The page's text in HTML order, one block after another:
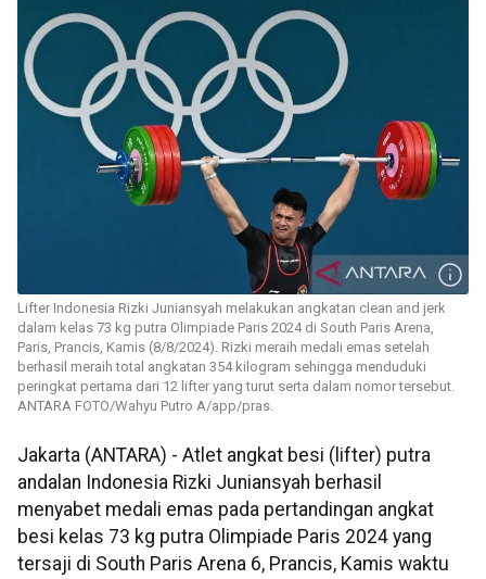
Lifter Indonesia Rizki Juniansyah melakukan angkatan clean and jerk
dalam kelas 73 kg putra Olimpiade Paris 2024 di South Paris Arena,
Paris, Prancis, Kamis (8/8/2024). Rizki meraih medali emas setelah
berhasil meraih total angkatan 354 kilogram sehingga menduduki
peringkat pertama dari 12 lifter yang turut serta dalam nomor tersebut.
ANTARA FOTO/Wahyu Putro A/app/pras.
Jakarta (ANTARA) - Atlet angkat besi (lifter) putra
andalan Indonesia Rizki Juniansyah berhasil
menyabet medali emas pada pertandingan angkat
besi kelas 73 kg putra Olimpiade Paris 2024 yang
tersaji di South Paris Arena 6, Prancis, Kamis waktu